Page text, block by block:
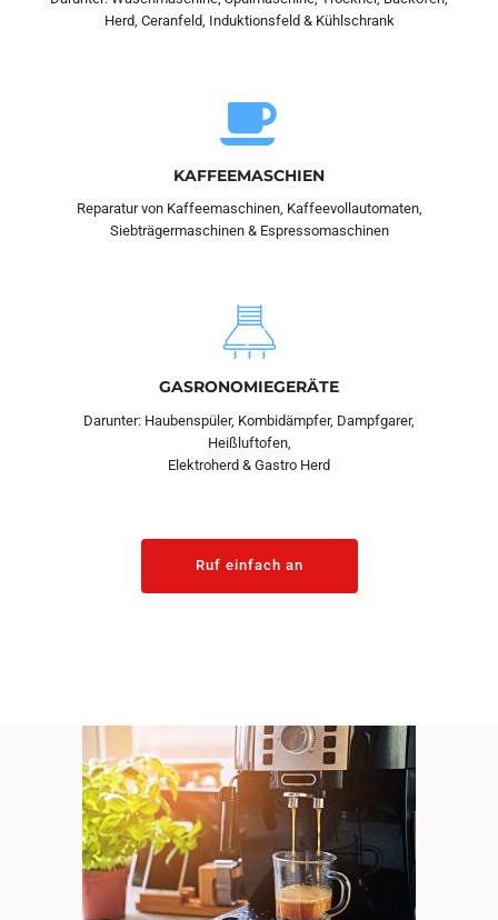
Herd, Ceranfeld, Induktionsfeld & Kühlschrank
KAFFEEMASCHIEN
Reparatur von Kaffeemaschinen, Kaffeevollautomaten,
Siebträgermaschinen & Espressomaschinen
GASRONOMIEGERÄTE
Darunter: Haubenspüler, Kombidämpfer, Dampfgarer,
Heißluftofen,
Elektroherd & Gastro Herd
Ruf einfach an